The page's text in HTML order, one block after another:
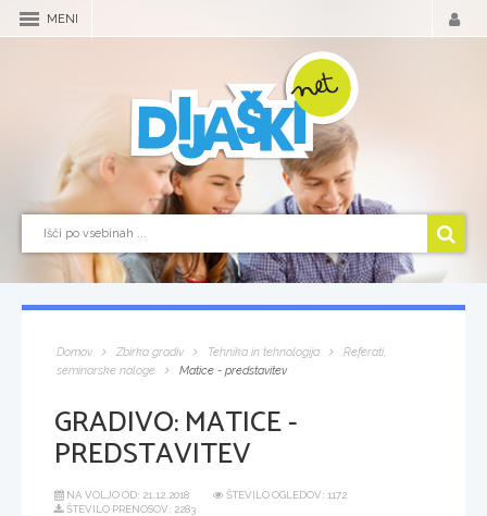
MENI
Domov Zbirka gradiv Tehnika in tehnologija
Referati,
seminarske naloge
Matice - predstavitev
GRADIVO:MATICE -
PREDSTAVITEV
NA VOLJO OD: 21.12.2018
ŠTEVILO OGLEDOV: 1172
ŠTEVILO PRENOSOV: 2283